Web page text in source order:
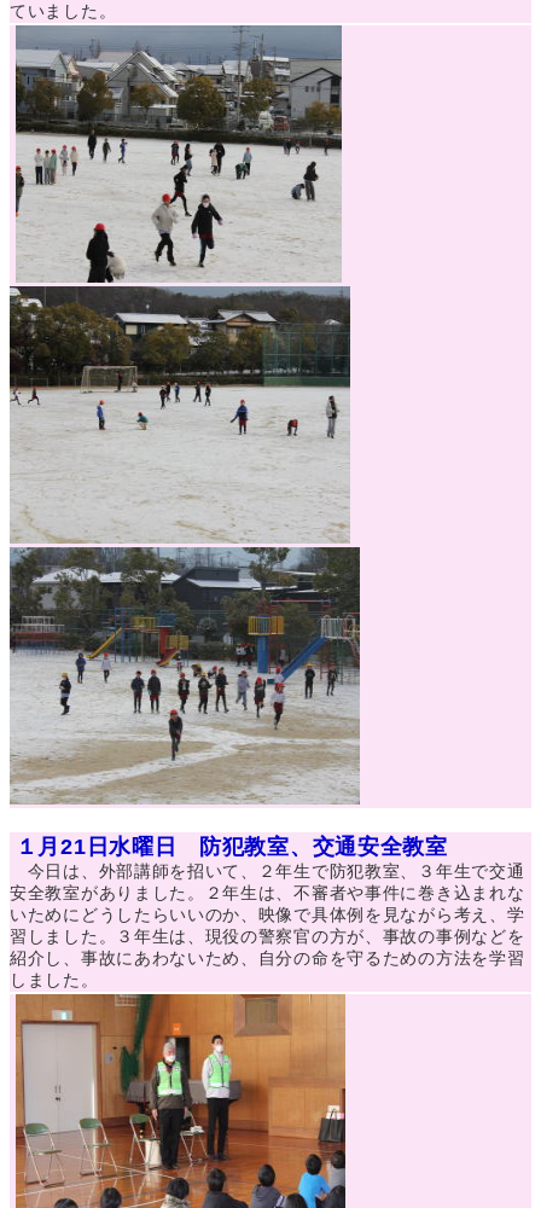
ていました。
１月21日水曜日 防犯教室、交通安全教室
今日は、外部講師を招いて、２年生で防犯教室、３年生で交通
安全教室がありました。２年生は、不審者や事件に巻き込まれな
いためにどうしたらいいのか、映像で具体例を見ながら考え、学
習しました。３年生は、現役の警察官の方が、事故の事例などを
紹介し、事故にあわないため、自分の命を守るための方法を学習
しました。